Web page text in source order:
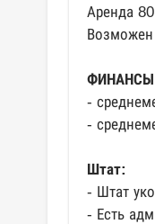
Аренда
Возможен
-
-
Штат:
- Штат
- Есть